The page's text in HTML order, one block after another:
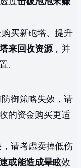
买新砲塔、提升
来回收资源，并
。
御策略失效，请
的资金购买更适
请考虑卖掉低伤
或能造成晕眩效